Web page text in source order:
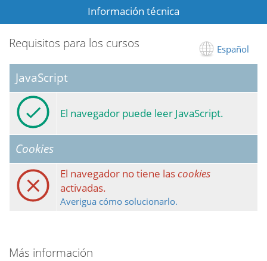
Información técnica
Español
Requisitos para los cursos
JavaScript
El navegador puede leer JavaScript.
Cookies
El navegador no tiene lascookies
activadas.
Averigua cómo solucionarlo.
Más información